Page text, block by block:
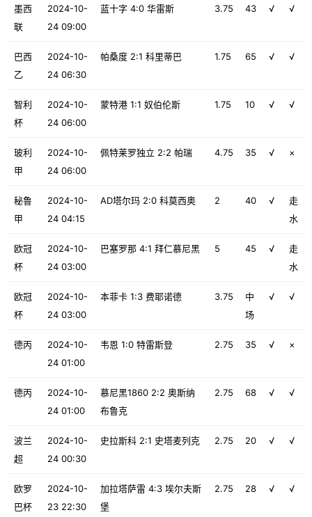
墨西
联
2024-10-
24 09:00
蓝十字 4:0 华雷斯 3.75 43 √ √
巴西
乙
2024-10-
24 06:30
帕桑度 2:1 科里蒂巴 1.75 65 √ √
智利
杯
2024-10-
24 06:00
蒙特港 1:1 奴伯伦斯 1.75 10 √ √
玻利
甲
2024-10-
24 06:00
佩特莱罗独立 2:2 帕瑞 4.75 35 √ ×
秘鲁
甲
2024-10-
24 04:15
AD塔尔玛 2:0 科莫西奥 2 40 √
走
水
欧冠
杯
2024-10-
24 03:00
巴塞罗那 4:1 拜仁慕尼黑 5 45 √
走
水
欧冠
杯
2024-10-
24 03:00
本菲卡 1:3 费耶诺德 3.75
中
场
√ √
德丙
2024-10-
24 01:00
韦恩 1:0 特雷斯登 2.75 35 √ ×
德丙
2024-10-
24 01:00
慕尼黑1860 2:2 奥斯纳
布鲁克
2.75 68 √ √
波兰
超
2024-10-
24 00:30
史拉斯科 2:1 史塔麦列克 2.75 20 √ √
欧罗
巴杯
2024-10-
23 22:30
加拉塔萨雷 4:3 埃尔夫斯
堡
2.75 28 √ √